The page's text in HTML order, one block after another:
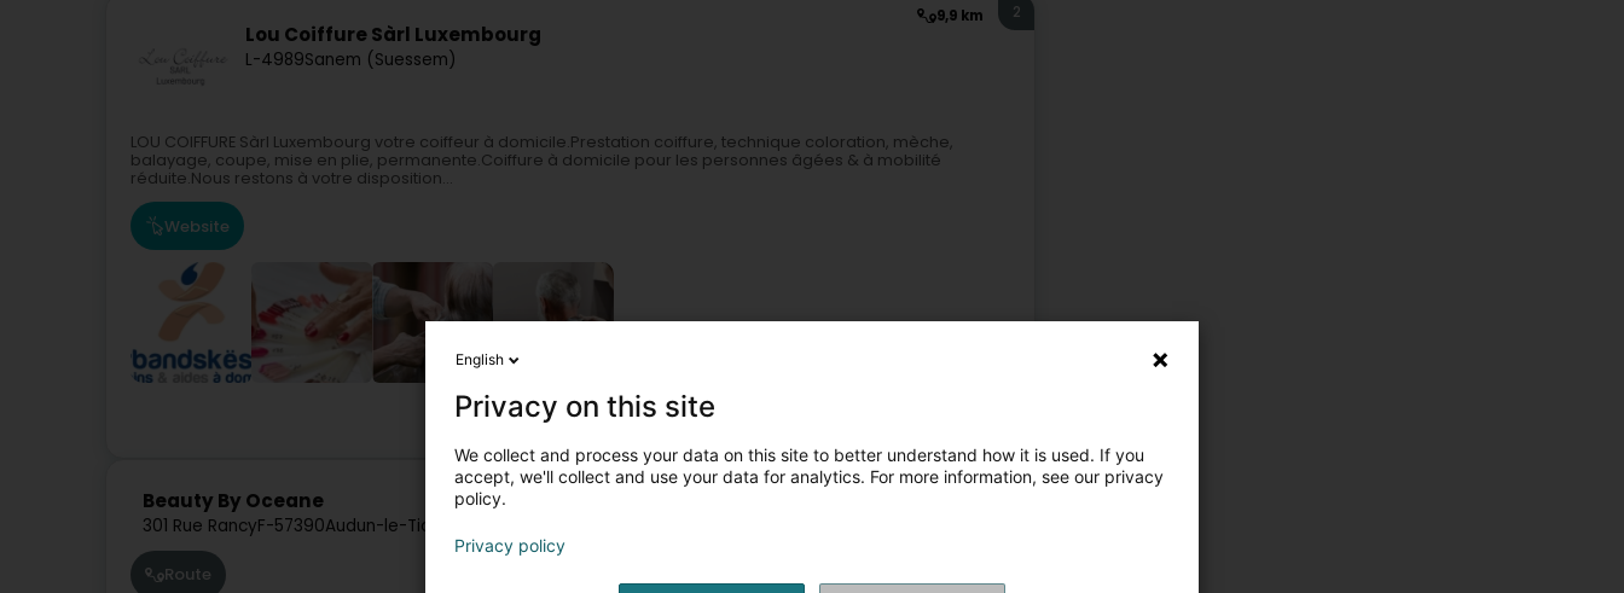
9,9 km
Lou Coiffure Sàrl Luxembourg
L-4989Sanem (Suessem)
2
LOU COIFFURE Sàrl Luxembourg votre coiffeur à domicile.Prestation coiffure, technique coloration, mèche,
balayage, coupe, mise en plie, permanente.Coiffure à domicile pour les personnes âgées & à mobilité
réduite.Nous restons à votre disposition...
Website
Friseur
14,6 km
Beauty By Oceane
301 Rue RancyF-57390Audun-le-Tiche
3
Route
English
Privacy on this site
We collect and process your data on this site to better understand how it is used. If you
accept, we'll collect and use your data for analytics. For more information, see our privacy
policy.
Privacy policy